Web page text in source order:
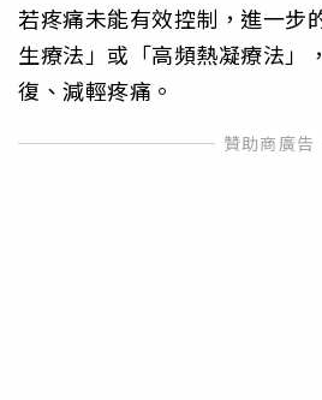
若疼痛未能有效控制，進一步
生療法」或「高頻熱凝療法」
復、減輕疼痛。